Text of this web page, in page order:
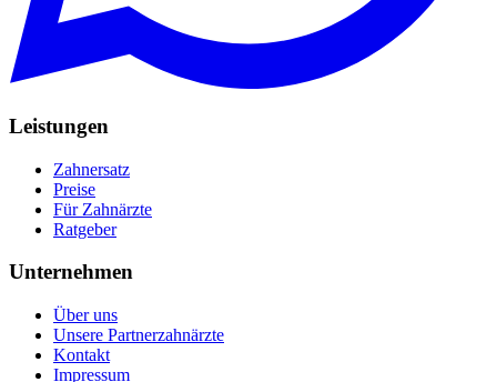
Leistungen
Zahnersatz
Preise
Für Zahnärzte
Ratgeber
Unternehmen
Über uns
Unsere Partnerzahnärzte
Kontakt
Impressum